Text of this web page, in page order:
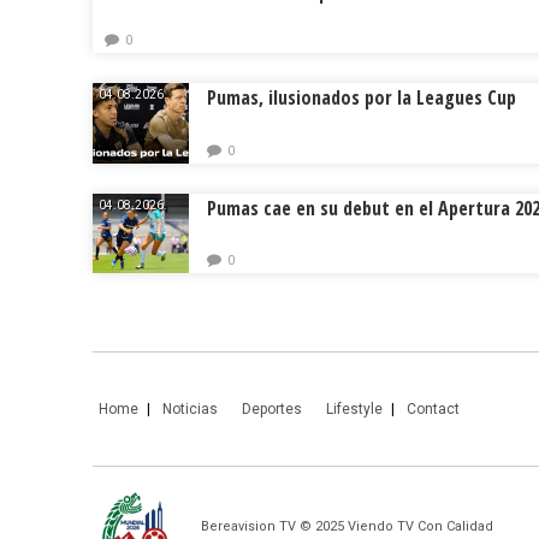
0
04.08.2026. Pumas, ilusionados por la Leagues Cup
0
04.08.2026. Pumas cae en su debut en el Apertura
0
Home Noticias Deportes Lifestyle Contact
Bereavision TV © 2025 Viendo TV Con Calidad